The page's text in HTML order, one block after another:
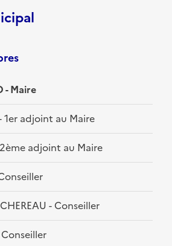
- Maire
1er adjoint au Maire
adjoint au Maire
- Conseiller